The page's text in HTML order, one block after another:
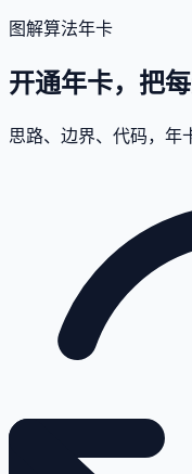
图解算法年卡
开通年卡，把
思路、边界、代码，年